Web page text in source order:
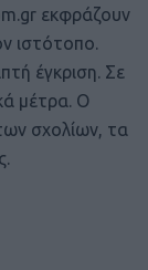
εκφράζουν
ιστότοπο.
έγκριση. Σε
μέτρα. Ο
σχολίων, τα